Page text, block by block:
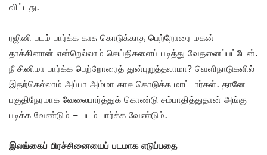
விட்டது.
ரஜினி படம் பார்க்க காசு கொடுக்காத பெற்றோரை மகன்
தாக்கினான் என்றெல்லாம் செய்திகளைப் படித்து வேதனைப்பட்டேன்.
நீ சினிமா பார்க்க பெற்றோரைத் துன்புறுத்தலாமா? வெளிநாடுகளில்
இதற்கெல்லாம் அப்பா அம்மா காசு கொடுக்க மாட்டார்கள். தானே
பகுதிநேரமாக வேலைபார்த்துக் கொண்டு சம்பாதித்துதான் அங்கு
படிக்க வேண்டும் – படம் பார்க்க வேண்டும்.
இலங்கைப் பிரச்சினையைப் படமாக எடுப்பதை